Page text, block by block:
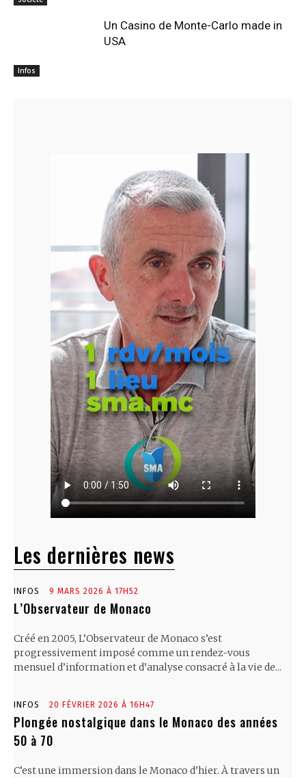
Infos
Un Casino de Monte-Carlo made in
USA
Les dernières news
INFOS 9 MARS 2026 À 17H52
L’Observateur de Monaco
Créé en 2005, L’Observateur de Monaco s’est
progressivement imposé comme un rendez-vous
mensuel d’information et d’analyse consacré à la vie de...
INFOS 20 FÉVRIER 2026 À 16H47
Plongée nostalgique dans le Monaco des années
50 à 70
C’est une immersion dans le Monaco d’hier. À travers un